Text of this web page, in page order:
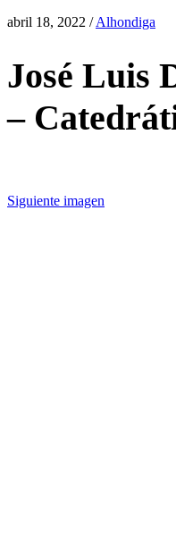
abril 18, 2022 /Alhondiga
José Luis
–
Siguiente imagen